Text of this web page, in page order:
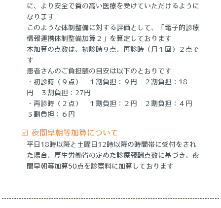
に、より安全で質の高い医療を受けていただけるように
なります
このような体制整備に対する評価として、「電子的診療
情報連携体制整備加算２」を算定しております
本加算の点数は、初診時９点、再診時（月１回）２点で
す
患者さんのご負担額の目安は以下のとおりです
・初診時（９点） １割負担：９円 ２割負担：18
円 ３割負担：27円
・再診時（２点） １割負担：２円 ２割負担：４円
３割負担：６円
☑️ 夜間早朝等加算について
平日18時以降と土曜日12時以降の時間帯に受付をされ
た場合、厚生労働省の定めた診療報酬点数に基づき、夜
間早朝等加算50点を診察料に加算しております